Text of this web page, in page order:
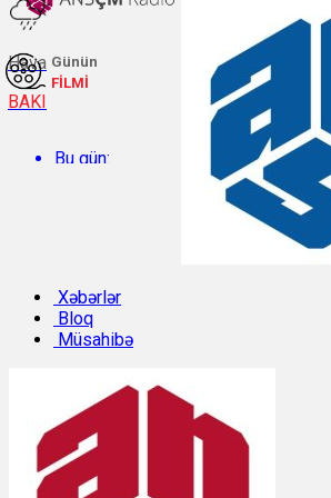
Hava
BAKI
Bu gün:
Temperatur: 31.7°C. Rütubət: 44%.
Sabah:
Günün
FİLMİ
Xəbərlər
Bloq
Müsahibə